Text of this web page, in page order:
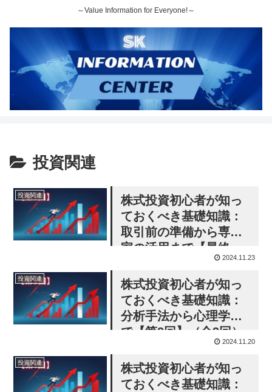
～Value Information for Everyone!～
投資関連
投資関連
株式投資初心者が知っ
ておくべき基礎知識：
取引前の準備から専門
家の活用まで【最終
2024.11.23
投資関連
株式投資初心者が知っ
ておくべき基礎知識：
分析手法から心理学ま
で【第2回】（全3回）
2024.11.20
投資関連
株式投資初心者が知っ
ておくべき基礎知識：